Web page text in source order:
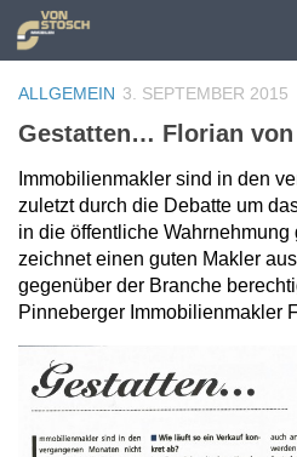
Zum Inhalt springen
ALLGEMEIN 3. SEPTEMBER 2015
Gestatten… Florian von
Immobilienmakler sind in den
zuletzt durch die Debatte um
in die öffentliche
zeichnet einen guten Makler
gegenüber der Bran­che
Pinneberger Immobilien­makler